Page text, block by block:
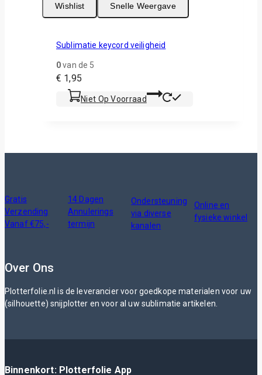
Wishlist Snelle Weergave
Sublimatie keycord veiligheid
0van de 5
€ 1,95
Niet Op Voorraad
Gratis
Verzending
Vanaf €75,-
14 Dagen
Annulerings
termijn
Ondersteuning
via diverse
kanalen
Online en
fysieke winkel
Over Ons
Plotterfolie.nl is de leverancier voor goedkope materialen voor uw
(silhouette) snijplotter en voor al uw sublimatie artikelen.
Binnenkort: Plotterfolie App